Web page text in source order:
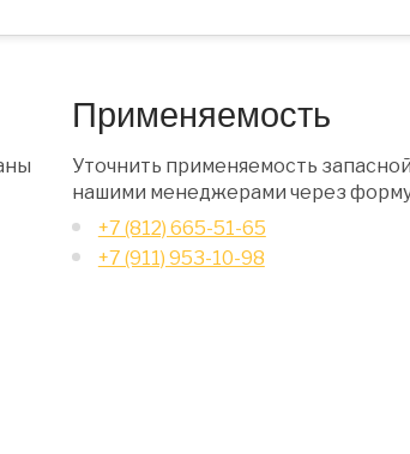
Применяемость
Уточнить применяемость
нашими менеджерами через
+7 (812) 665-51-65
+7 (911) 953-10-98